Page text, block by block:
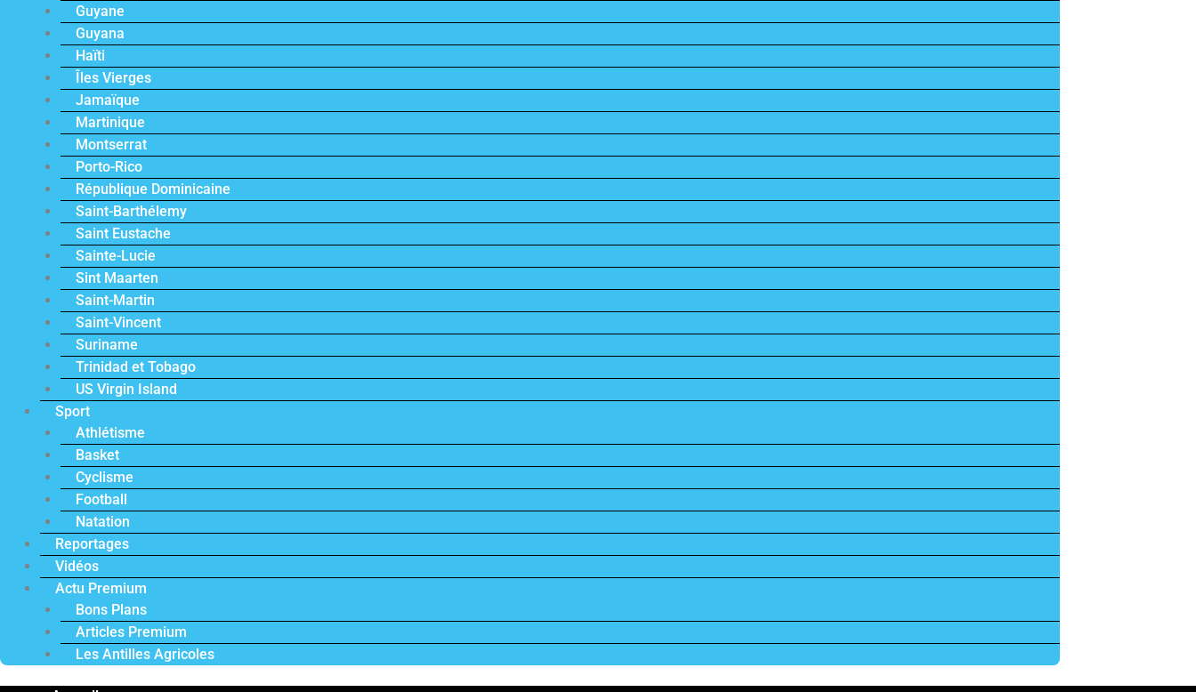
Guyane
Guyana
Haïti
Îles Vierges
Jamaïque
Martinique
Montserrat
Porto-Rico
République Dominicaine
Saint-Barthélemy
Saint Eustache
Sainte-Lucie
Sint Maarten
Saint-Martin
Saint-Vincent
Suriname
Trinidad et Tobago
US Virgin Island
Sport
Athlétisme
Basket
Cyclisme
Football
Natation
Reportages
Vidéos
Actu Premium
Bons Plans
Articles Premium
Les Antilles Agricoles